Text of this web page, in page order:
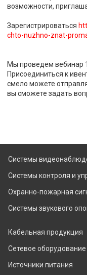
возможности,
Зарегистрироваться
chto-nuzhno-znat-
Мы проведем вебинар
Присоединиться к
смело можете
вы сможете задать
Системы
Системы контроля и
Охранно-пожарная
Системы звукового
Кабельная продукция
Сетевое оборудование
Источники питания